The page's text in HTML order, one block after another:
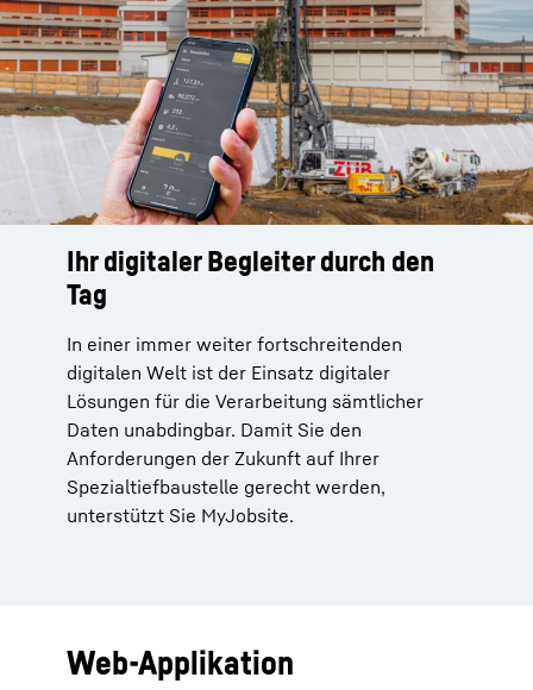
Ihr digitaler Begleiter durch den
Tag
In einer immer weiter fortschreitenden
digitalen Welt ist der Einsatz digitaler
Lösungen für die Verarbeitung sämtlicher
Daten unabdingbar. Damit Sie den
Anforderungen der Zukunft auf Ihrer
Spezialtiefbaustelle gerecht werden,
unterstützt Sie MyJobsite.
Web-Applikation